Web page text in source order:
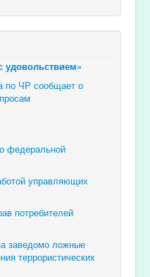
удовольствием»
по ЧР сообщает о
федеральной
управляющих
потребителей
заведомо ложные
террористических